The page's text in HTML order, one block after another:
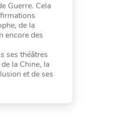
Guerre. Cela
de la
encore des
ses théâtres
la Chine, la
et de ses